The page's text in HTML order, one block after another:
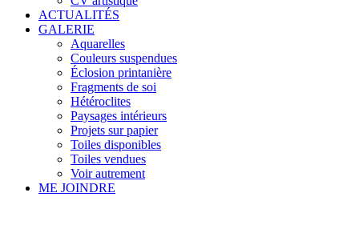
ACTUALITÉS
GALERIE
Aquarelles
Couleurs suspendues
Éclosion printanière
Fragments de soi
Hétéroclites
Paysages intérieurs
Projets sur papier
Toiles disponibles
Toiles vendues
Voir autrement
ME JOINDRE